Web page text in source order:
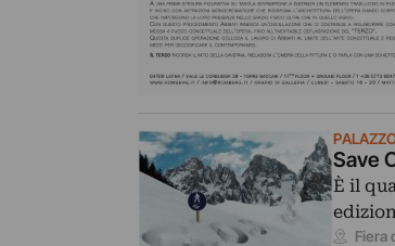
Save
È il
Fiera